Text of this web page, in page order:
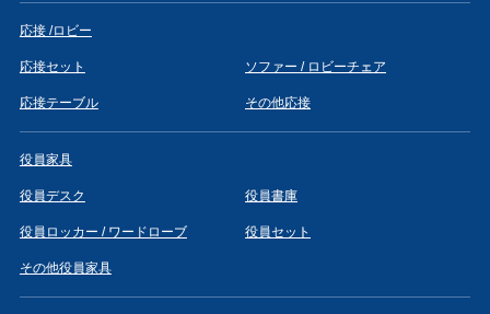
応接 /ロビー
応接セット ソファー / ロビーチェア
応接テーブル その他応接
役員家具
役員デスク 役員書庫
役員ロッカー / ワードローブ 役員セット
その他役員家具